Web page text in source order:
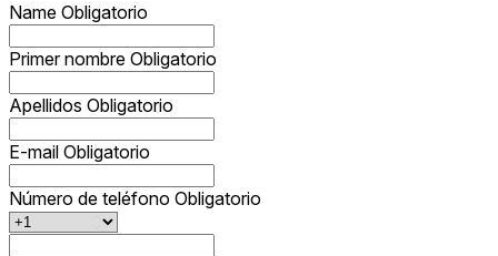
Name Obligatorio
Primer nombre Obligatorio
Apellidos Obligatorio
E-mail Obligatorio
Número de teléfono Obligatorio